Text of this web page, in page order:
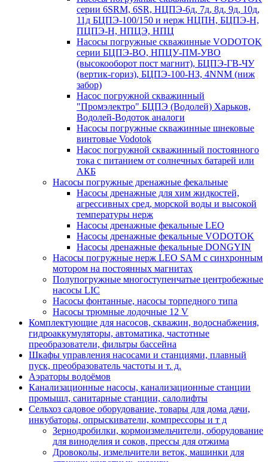
серии 6SRM, 6SR, НЦПЭ-6д, 7д, 8д, 9д, 10д,
11д БЦПЭ-100/150 и нерж НЦПН, БЦПЭ-Н,
ПЦПЭ-Н, НПЦЭ, НПЦ
Насосы погружные скважинные VODOTOK
серии БЦПЭ-ВО, НПЦУ-ПМ-УВО
(высокооборот пост магнит), БЦПЭ-ГВ-ЧУ
(вертик-гориз), БЦПЭ-100-НЗ, 4NNM (ниж
забор)
Насос погружной скважинный
"Промэлектро" БЦПЭ (Водолей) Харьков,
Водолей-Водоток аналоги
Насосы погружные скважинные шнековые
винтовые Vodotok
Насос погружной скважинный постоянного
тока с питанием от солнечных батарей или
АКБ
Насосы погружные дренажные фекальные
Насосы дренажные для хим жидкостей,
агрессивных сред, морской воды и высокой
температуры нерж
Насосы дренажные фекальные LEO
Насосы дренажные фекальные VODOTOK
Насосы дренажные фекальные DONGYIN
Насосы погружные нерж LEO SAM с синхронным
мотором на постоянных магнитах
Полупогружные многоступенчатые центробежные
насосы LIC
Насосы фонтанные, насосы торпедного типа
Насосы трюмные лодочные 12 V
Комплектующие для насосов, скважин, водоснабжения,
гидроаккумуляторы, автоматика, частотные
преобразователи, фильтры бассейна
Шкафы управления насосами и станциями, плавный
пуск, преобразователь частоты и т. д.
Аэраторы водоёмов
Канализационные насосы, канализационные станции
промышл, санитарные станции, салолифты
Сельхоз садовое оборудование, товары для дома дачи,
инкубаторы, опрыскиватели, компрессоры и т д
Зернодробилки, кормоизмельчители, оборудование
для виноделия и соков, прессы для отжима
Дровоколы, измельчители веток, машинки для